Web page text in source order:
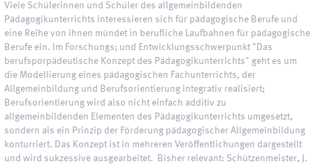
Viele Schülerinnen und Schüler des allgemeinbildenden
Pädagogikunterrichts interessieren sich für pädagogische Berufe und
eine Reihe von ihnen mündet in berufliche Laufbahnen für pädagogische
Berufe ein. Im Forschungs; und Entwicklungsschwerpunkt "Das
berufsporpädeutische Konzept des Pädagogikunterrichts" geht es um
die Modellierung eines pädagogischen Fachunterrichts, der
Allgemeinbildung und Berufsorientierung integrativ realisiert;
Berufsorientierung wird also nicht einfach additiv zu
allgemeinbildenden Elementen des Pädagogikunterrichts umgesetzt,
sondern als ein Prinzip der Förderung pädagogischer Allgemeinbildung
konturriert. Das Konzept ist in mehreren Veröffentlichungen dargestellt
und wird sukzessive ausgearbeitet. Bisher relevant: Schützenmeister, J.